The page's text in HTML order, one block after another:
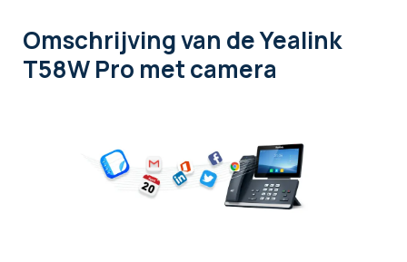
Omschrijvingvan de Yealink
T58W Pro met camera